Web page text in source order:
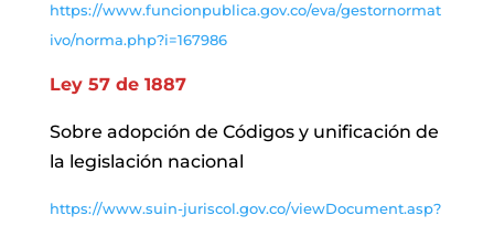
https://www.funcionpublica.gov.co/eva/gestornormat
ivo/norma.php?i=167986
Ley 57 de 1887
Sobre adopción de Códigos y unificación de
la legislación nacional
https://www.suin-juriscol.gov.co/viewDocument.asp?